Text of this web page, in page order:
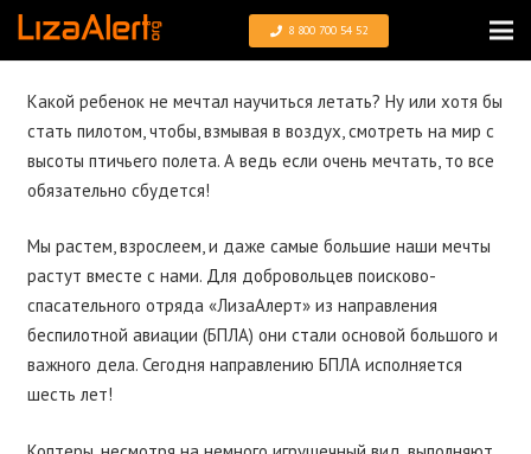
8 800 700 54 52
Какой ребенок не мечтал научиться летать? Ну или хотя бы
стать пилотом, чтобы, взмывая в воздух, смотреть на мир с
высоты птичьего полета. А ведь если очень мечтать, то все
обязательно сбудется!
Мы растем, взрослеем, и даже самые большие наши мечты
растут вместе с нами. Для добровольцев поисково-
спасательного отряда «ЛизаАлерт» из направления
беспилотной авиации (БПЛА) они стали основой большого и
важного дела. Сегодня направлению БПЛА исполняется
шесть лет!